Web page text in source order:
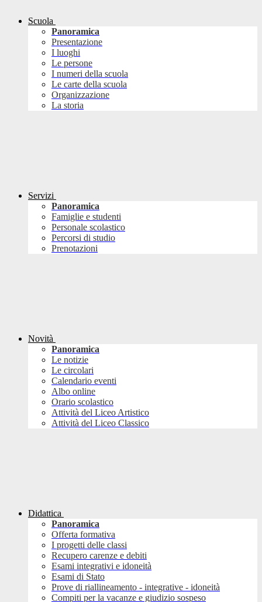
Scuola
Panoramica
Presentazione
I luoghi
Le persone
I numeri della scuola
Le carte della scuola
Organizzazione
La storia
Servizi
Panoramica
Famiglie e studenti
Personale scolastico
Percorsi di studio
Prenotazioni
Novità
Panoramica
Le notizie
Le circolari
Calendario eventi
Albo online
Orario scolastico
Attività del Liceo Artistico
Attività del Liceo Classico
Didattica
Panoramica
Offerta formativa
I progetti delle classi
Recupero carenze e debiti
Esami integrativi e idoneità
Esami di Stato
Prove di riallineamento - integrative - idoneità
Compiti per la vacanze e giudizio sospeso